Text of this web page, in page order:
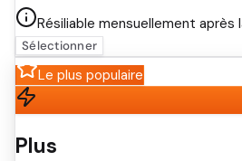
Résiliable mensuellement après
Sélectionner
Le plus populaire
Plus